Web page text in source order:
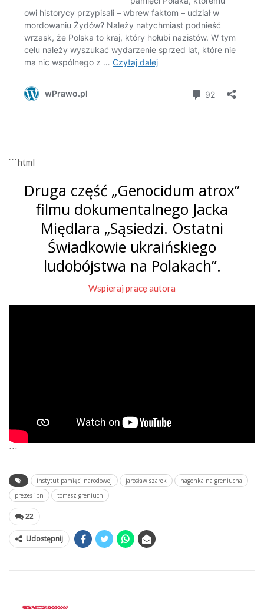
```html
Druga część „Genocidum atrox”
filmu dokumentalnego Jacka
Międlara „Sąsiedzi. Ostatni
Świadkowie ukraińskiego
ludobójstwa na Polakach”.
Wspieraj pracę autora
```
instytut pamięci narodowej jarosław szarek
nagonka na greniucha
prezes ipn
tomasz greniuch
22
Udostępnij